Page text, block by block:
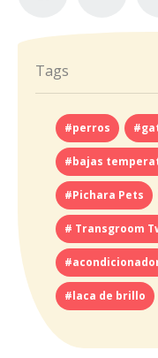
Tags
#perros
#bajas
#Pichara Pets
# Transgroom
#laca de brillo